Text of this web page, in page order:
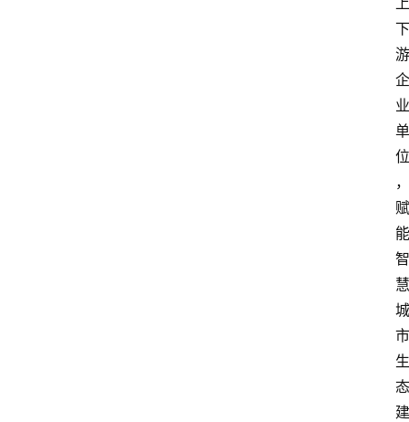
下
游
企
业
单
位
，
赋
能
智
慧
城
市
生
态
建